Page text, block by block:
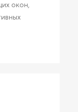
окон,